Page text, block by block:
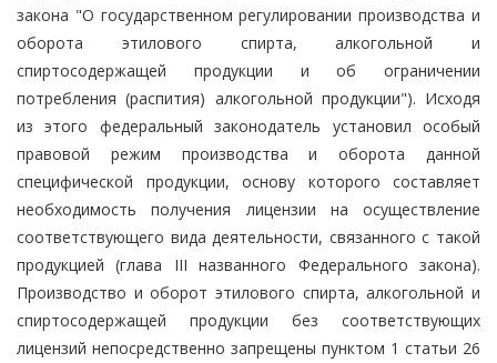
закона "О государственном регулировании производства и
оборота этилового спирта, алкогольной и
спиртосодержащей продукции и об ограничении
потребления (распития) алкогольной продукции"). Исходя
из этого федеральный законодатель установил особый
правовой режим производства и оборота данной
специфической продукции, основу которого составляет
необходимость получения лицензии на осуществление
соответствующего вида деятельности, связанного с такой
продукцией (глава III названного Федерального закона).
Производство и оборот этилового спирта, алкогольной и
спиртосодержащей продукции без соответствующих
лицензий непосредственно запрещены пунктом 1 статьи 26